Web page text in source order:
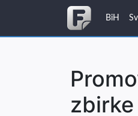
BiH